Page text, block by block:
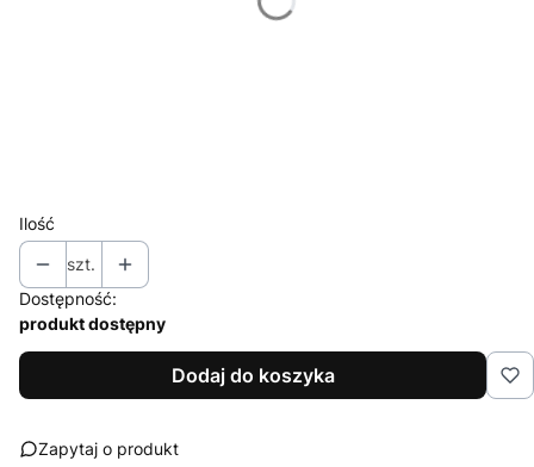
Ilość
szt.
Dostępność:
produkt dostępny
Dodaj do koszyka
Zapytaj o produkt